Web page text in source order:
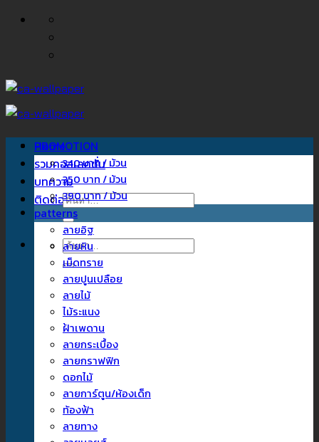
ข้าม
Home
รวมคอลเลคชั่น
บทความ
ติดต่อเรา
ค้นหา:
ค้นหา:
PROMOTION
340 บาท / ม้วน
350 บาท / ม้วน
390 บาท / ม้วน
patterns
ลายอิฐ
ลายหิน
เม็ดทราย
ลายปูนเปลือย
ลายไม้
ไม้ระแนง
ฝ้าเพดาน
ลายกระเบื้อง
ลายกราฟฟิก
ดอกไม้
ลายการ์ตูน/ห้องเด็ก
ท้องฟ้า
ลายทาง